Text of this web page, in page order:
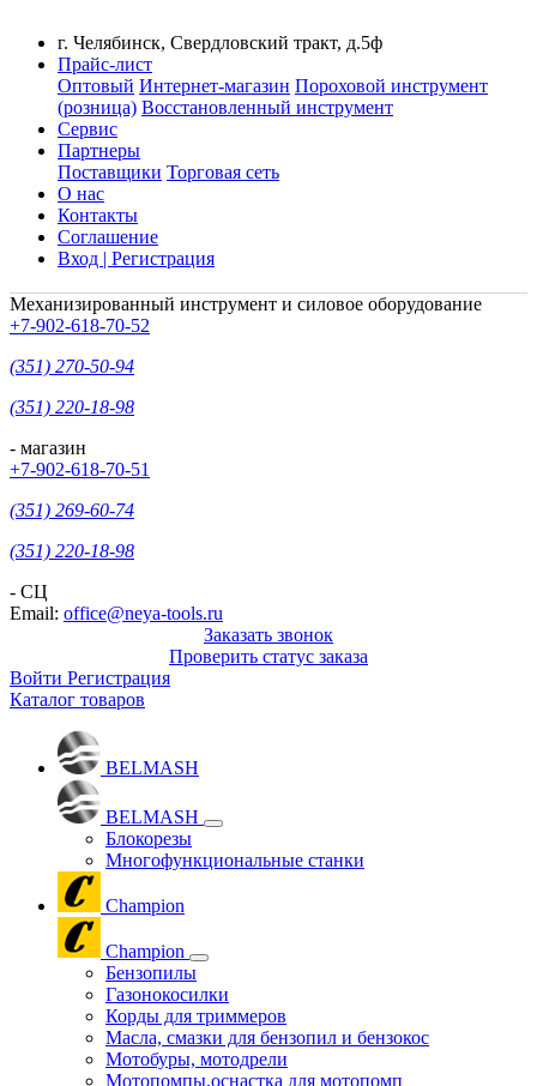
г. Челябинск, Свердловский тракт, д.5ф
Прайс-лист
Оптовый Интернет-магазин Пороховой инструмент
(розница) Восстановленный инструмент
Сервис
Партнеры
Поставщики Торговая сеть
О нас
Контакты
Соглашение
Вход | Регистрация
Механизированный инструмент и силовое оборудование
+7-902-618-70-52
(351) 270-50-94
(351) 220-18-98
- магазин
+7-902-618-70-51
(351) 269-60-74
(351) 220-18-98
- СЦ
Email: office@neya-tools.ru
Заказать звонок
Проверить статус заказа
Войти Регистрация
Каталог товаров
BELMASH
BELMASH
Блокорезы
Многофункциональные станки
Champion
Champion
Бензопилы
Газонокосилки
Корды для триммеров
Масла, смазки для бензопил и бензокос
Мотобуры, мотодрели
Мотопомпы,оснастка для мотопомп